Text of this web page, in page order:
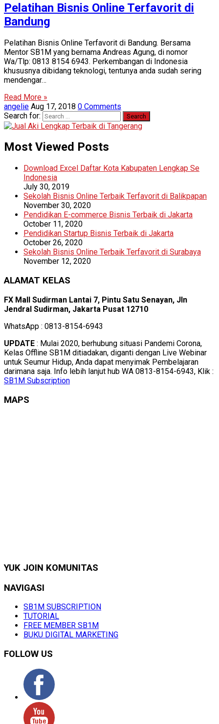
Pelatihan Bisnis Online Terfavorit di
Bandung
Pelatihan Bisnis Online Terfavorit di Bandung. Bersama
Mentor SB1M yang bernama Andreas Agung, di nomor
Wa/Tlp: 0813 8154 6943. Perkembangan di Indonesia
khususnya dibidang teknologi, tentunya anda sudah sering
mendengar…
Read More »
angelie Aug 17, 2018 0 Comments
Search for:
Most Viewed Posts
Download Excel Daftar Kota Kabupaten Lengkap Se
Indonesia
July 30, 2019
Sekolah Bisnis Online Terbaik Terfavorit di Balikpapan
November 30, 2020
Pendidikan E-commerce Bisnis Terbaik di Jakarta
October 11, 2020
Pendidikan Startup Bisnis Terbaik di Jakarta
October 26, 2020
Sekolah Bisnis Online Terbaik Terfavorit di Surabaya
November 12, 2020
ALAMAT KELAS
FX Mall Sudirman Lantai 7, Pintu Satu Senayan, Jln
Jendral Sudirman, Jakarta Pusat 12710
WhatsApp : 0813-8154-6943
UPDATE : Mulai 2020, berhubung situasi Pandemi Corona,
Kelas Offline SB1M ditiadakan, diganti dengan Live Webinar
untuk Seumur Hidup, Anda dapat menyimak Pembelajaran
darimana saja. Info lebih lanjut hub WA 0813-8154-6943, Klik :
SB1M Subscription
MAPS
YUK JOIN KOMUNITAS
NAVIGASI
SB1M SUBSCRIPTION
TUTORIAL
FREE MEMBER SB1M
BUKU DIGITAL MARKETING
FOLLOW US